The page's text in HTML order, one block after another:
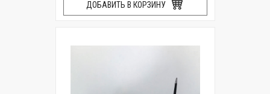
ДОБАВИТЬ В КОРЗИНУ